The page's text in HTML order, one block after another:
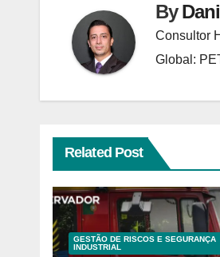
By
Consultor
Global:
Related Post
GESTÃO DE RISCOS E SEGURANÇA
INDUSTRIAL